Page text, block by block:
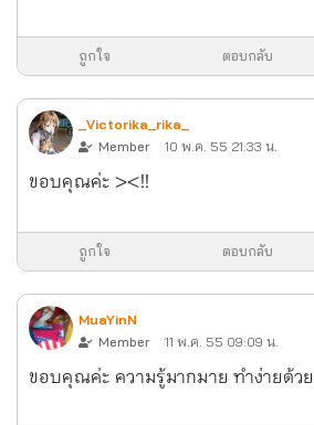
ถูกใจ ตอบกลับ
_Victorika_rika_
Member
10 พ.ค. 55 21:33 น.
ขอบคุณค่ะ ><!!
ถูกใจ ตอบกลับ
MuaYinN
Member
11 พ.ค. 55 09:09 น.
ขอบคุณค่ะ ความรู้มากมาย ทำง่ายด้วย